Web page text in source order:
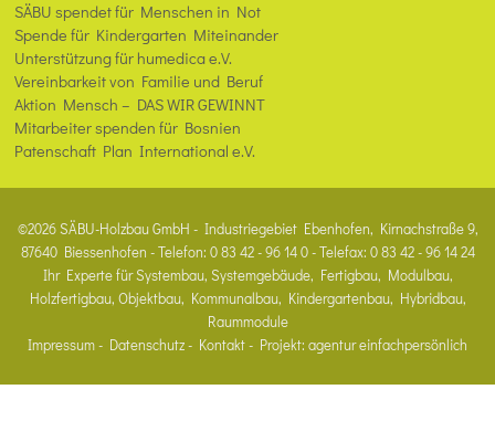
SÄBU spendet für Menschen in Not
Spende für Kindergarten Miteinander
Unterstützung für humedica e.V.
Vereinbarkeit von Familie und Beruf
Aktion Mensch – DAS WIR GEWINNT
Mitarbeiter spenden für Bosnien
Patenschaft Plan International e.V.
©2026 SÄBU-Holzbau GmbH - Industriegebiet Ebenhofen, Kirnachstraße 9,
87640 Biessenhofen - Telefon: 0 83 42 - 96 14 0 - Telefax: 0 83 42 - 96 14 24
Ihr Experte für Systembau, Systemgebäude, Fertigbau, Modulbau,
Holzfertigbau, Objektbau, Kommunalbau, Kindergartenbau, Hybridbau,
Raummodule
Impressum- Datenschutz- Kontakt- Projekt: agentur einfachpersönlich